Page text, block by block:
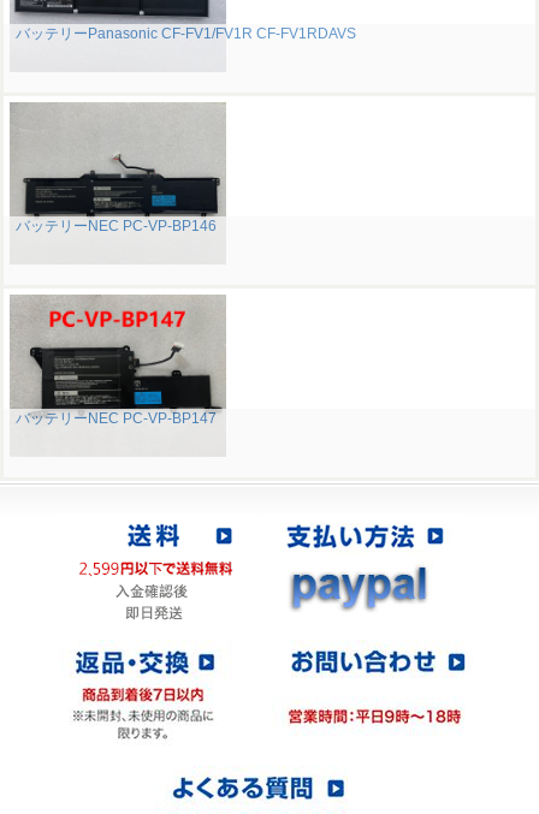
バッテリーPanasonic CF-FV1/FV1R CF-FV1RDAVS
バッテリーNEC PC-VP-BP146
バッテリーNEC PC-VP-BP147